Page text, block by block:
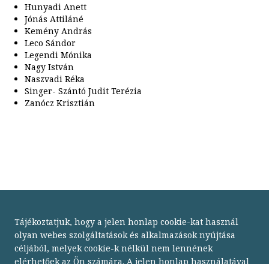
Hunyadi Anett
Jónás Attiláné
Kemény András
Leco Sándor
Legendi Mónika
Nagy István
Naszvadi Réka
Singer- Szántó Judit Terézia
Zanócz Krisztián
Tájékoztatjuk, hogy a jelen honlap cookie-kat használ
olyan webes szolgáltatások és alkalmazások nyújtása
céljából, melyek cookie-k nélkül nem lennének
elérhetőek az Ön számára. A jelen honlap használatával